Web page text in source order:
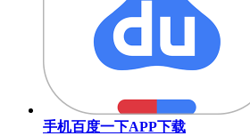
手机百度一下APP下载